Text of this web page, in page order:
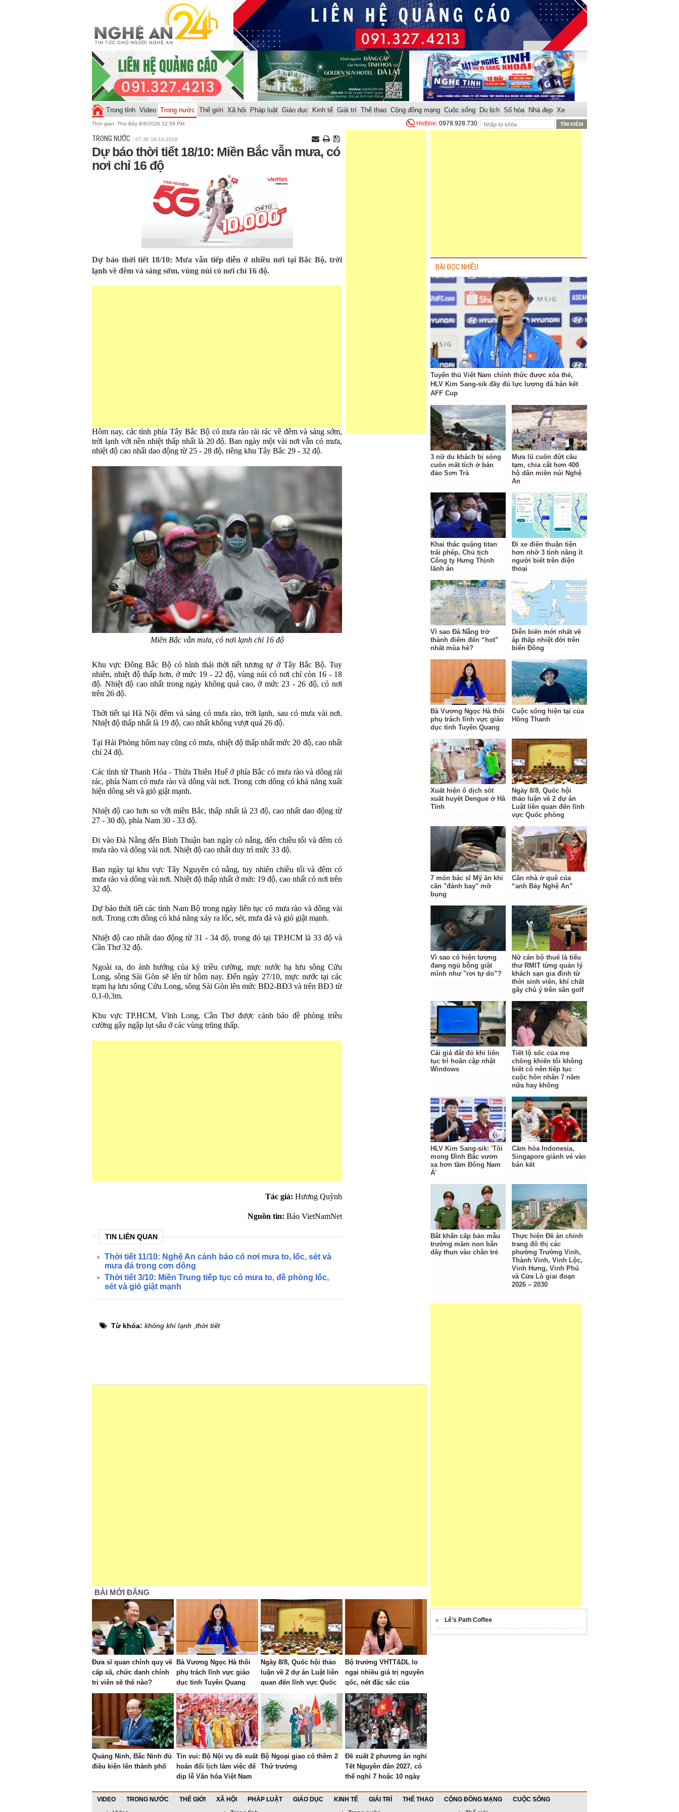
Trong tỉnh Video Trong nước Thế giới Xã hội Pháp luật Giáo dục Kinh tế Giải trí Thể thao Cộng đồng mạng Cuộc sống Du lịch Số hóa Nhà đẹp Xe
Thời gian: Thứ Bảy 8/8/2026 12:58 PM Hotline: 0978.928.730
TRONG NƯỚC 07:36 18-10-2018
Dự báo thời tiết 18/10: Miền Bắc vẫn mưa, có
nơi chỉ 16 độ
Dự báo thời tiết 18/10: Mưa vẫn tiếp diễn ở nhiều nơi tại Bắc Bộ, trời
lạnh về đêm và sáng sớm, vùng núi có nơi chỉ 16 độ.
Hôm nay, các tỉnh phía Tây Bắc Bộ có mưa rào rải rác về đêm và sáng sớm,
trời lạnh với nền nhiệt thấp nhất là 20 độ. Ban ngày một vài nơi vẫn có mưa,
nhiệt độ cao nhất dao động từ 25 - 28 độ, riêng khu Tây Bắc 29 - 32 độ.
Miền Bắc vẫn mưa, có nơi lạnh chỉ 16 độ
Khu vực Đông Bắc Bộ có hình thái thời tiết tương tự ở Tây Bắc Bộ. Tuy
nhiên, nhiệt độ thấp hơn, ở mức 19 - 22 độ, vùng núi có nơi chỉ còn 16 - 18
độ. Nhiệt độ cao nhất trong ngày không quá cao, ở mức 23 - 26 độ, có nơi
trên 26 độ.
Thời tiết tại Hà Nội đêm và sáng có mưa rào, trời lạnh, sau có mưa vài nơi.
Nhiệt độ thấp nhất là 19 độ, cao nhất không vượt quá 26 độ.
Tại Hải Phòng hôm nay cũng có mưa, nhiệt độ thấp nhất mức 20 độ, cao nhất
chỉ 24 độ.
Các tỉnh từ Thanh Hóa - Thừa Thiên Huế ở phía Bắc có mưa rào và dông rải
rác, phía Nam có mưa rào và dông vài nơi. Trong cơn dông có khả năng xuất
hiện dông sét và gió giật mạnh.
Nhiệt độ cao hơn so với miền Bắc, thấp nhất là 23 độ, cao nhất dao động từ
27 - 30 độ, phía Nam 30 - 33 độ.
Đi vào Đà Nẵng đến Bình Thuận ban ngày có nắng, đến chiều tối và đêm có
mưa rào và dông vài nơi. Nhiệt độ cao nhất duy trì mức 33 độ.
Ban ngày tại khu vực Tây Nguyên có nắng, tuy nhiên chiều tối và đêm có
mưa rào và dông vài nơi. Nhiệt độ thấp nhất ở mức 19 độ, cao nhất có nơi trên
32 độ.
Dự báo thời tiết các tỉnh Nam Bộ trong ngày liên tục có mưa rào và dông vài
nơi. Trong cơn dông có khả năng xảy ra lốc, sét, mưa đá và gió giật mạnh.
Nhiệt độ cao nhất dao động từ 31 - 34 độ, trong đó tại TP.HCM là 33 độ và
Cần Thơ 32 độ.
Ngoài ra, do ảnh hưởng của kỳ triều cường, mực nước hạ lưu sông Cửu
Long, sông Sài Gòn sẽ lên từ hôm nay. Đến ngày 27/10, mực nước tại các
trạm hạ lưu sông Cửu Long, sông Sài Gòn lên mức BĐ2-BĐ3 và trên BĐ3 từ
0,1-0,3m.
Khu vực TP.HCM, Vĩnh Long, Cần Thơ được cảnh báo đề phòng triều
cường gây ngập lụt sâu ở các vùng trũng thấp.
Tác giả: Hương Quỳnh
Nguồn tin: Báo VietNamNet
TIN LIÊN QUAN
Thời tiết 11/10: Nghệ An cảnh báo có nơi mưa to, lốc, sét và
mưa đá trong cơn dông
Thời tiết 3/10: Miền Trung tiếp tục có mưa to, đề phòng lốc,
sét và gió giật mạnh
Từ khóa: không khí lạnh thời tiết
BÀI MỚI ĐĂNG
Đưa sĩ quan chính quy về
cấp xã, chức danh chính
trị viên sẽ thế nào?
Bà Vương Ngọc Hà thôi
phụ trách lĩnh vực giáo
dục tỉnh Tuyên Quang
Ngày 8/8, Quốc hội thảo
luận về 2 dự án Luật liên
quan đến lĩnh vực Quốc
phòng
Bộ trưởng VHTT&DL lo
ngại nhiều giá trị nguyên
gốc, nét đặc sắc của
nông thôn đang bị "bê
tông hóa"
Quảng Ninh, Bắc Ninh đủ
điều kiện lên thành phố
Tin vui: Bộ Nội vụ đề xuất
hoán đổi lịch làm việc để
dịp lễ Văn hóa Việt Nam
Bộ Ngoại giao có thêm 2
Thứ trưởng
Đề xuất 2 phương án nghỉ
Tết Nguyên đán 2027, có
thể nghỉ 7 hoặc 10 ngày
BÀI ĐỌC NHIỀU
Tuyển thủ Việt Nam chính thức được xóa thẻ,
HLV Kim Sang-sik đầy đủ lực lượng đá bán kết
AFF Cup
3 nữ du khách bị sóng
cuốn mất tích ở bán
đảo Sơn Trà
Mưa lũ cuốn đứt cầu
tạm, chia cắt hơn 400
hộ dân miền núi Nghệ
An
Khai thác quặng titan
trái phép, Chủ tịch
Công ty Hưng Thịnh
lãnh án
Đi xe điện thuận tiện
hơn nhờ 3 tính năng ít
người biết trên điện
thoại
Vì sao Đà Nẵng trở
thành điểm đến “hot”
nhất mùa hè?
Diễn biến mới nhất về
áp thấp nhiệt đới trên
biển Đông
Bà Vương Ngọc Hà thôi
phụ trách lĩnh vực giáo
dục tỉnh Tuyên Quang
Cuộc sống hiện tại của
Hồng Thanh
Xuất hiện ổ dịch sốt
xuất huyết Dengue ở Hà
Tĩnh
Ngày 8/8, Quốc hội
thảo luận về 2 dự án
Luật liên quan đến lĩnh
vực Quốc phòng
7 món bác sĩ Mỹ ăn khi
cần "đánh bay" mỡ
bụng
Căn nhà ở quê của
“anh Bảy Nghệ An”
Vì sao có hiện tượng
đang ngủ bỗng giật
mình như "rơi tự do”?
Nữ cán bộ thuế là tiểu
thư RMIT từng quản lý
khách sạn gia đình từ
thời sinh viên, khí chất
gây chú ý trên sân golf
Cái giá đắt đỏ khi liên
tục trì hoãn cập nhật
Windows
Tiết lộ sốc của mẹ
chồng khiến tôi không
biết có nên tiếp tục
cuộc hôn nhân 7 năm
nữa hay không
HLV Kim Sang-sik: 'Tôi
mong Đình Bắc vươn
xa hơn tầm Đông Nam
Á'
Cầm hòa Indonesia,
Singapore giành vé vào
bán kết
Bắt khẩn cấp bảo mẫu
trường mầm non bắn
dây thun vào chân trẻ
Thực hiện Đề án chỉnh
trang đô thị các
phường Trường Vinh,
Thành Vinh, Vinh Lộc,
Vinh Hưng, Vinh Phú
và Cửa Lò giai đoạn
2026 – 2030
Lê's Path Coffee
VIDEO TRONG NƯỚC THẾ GIỚI XÃ HỘI PHÁP LUẬT GIÁO DỤC KINH TẾ GIẢI TRÍ THỂ THAO CỘNG ĐỒNG MẠNG
CUỘC SỐNG